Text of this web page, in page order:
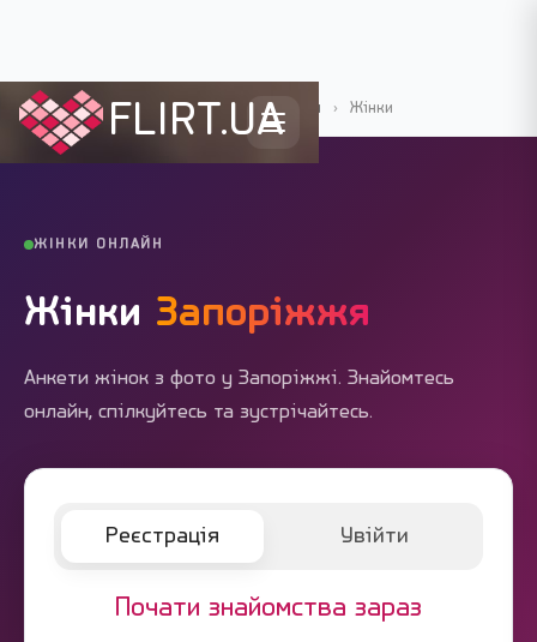
FLIRT.UA
Flirt.ua › Міста України Запоріжжя › Жінки
ЖІНКИ ОНЛАЙН
Жінки Запоріжжя
Анкети жінок з фото у Запоріжжі. Знайомтесь
онлайн, спілкуйтесь та зустрічайтесь.
Реєстрація Увійти
Почати знайомства зараз